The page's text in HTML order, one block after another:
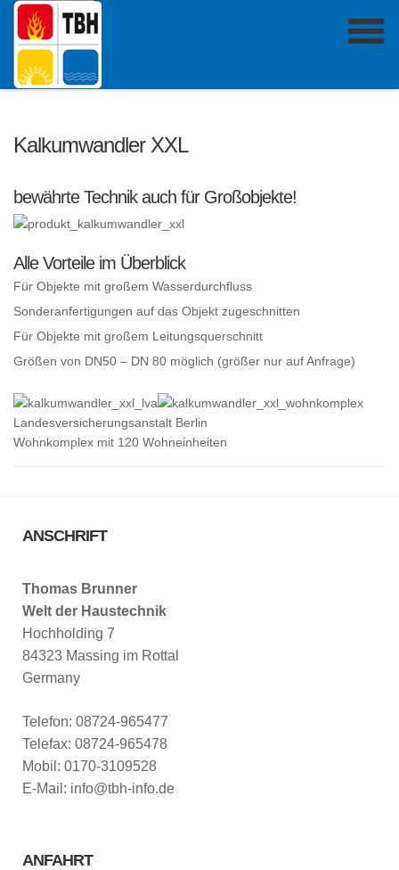
Kalkumwandler XXL
bewährte Technik auch für Großobjekte!
Alle Vorteile im Überblick
Für Objekte mit großem Wasserdurchfluss
Sonderanfertigungen auf das Objekt zugeschnitten
Für Objekte mit großem Leitungsquerschnitt
Größen von DN50 – DN 80 möglich (größer nur auf Anfrage)
Landesversicherungsanstalt Berlin
Wohnkomplex mit 120 Wohneinheiten
ANSCHRIFT
Thomas Brunner
Welt der Haustechnik
Hochholding 7
84323 Massing im Rottal
Germany
Telefon: 08724-965477
Telefax: 08724-965478
Mobil: 0170-3109528
E-Mail: info@tbh-info.de
ANFAHRT